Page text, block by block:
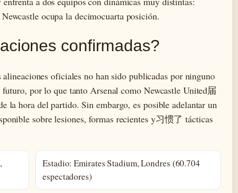
ocupa la decimocuarta posición.
confirmadas?
oficiales no han sido publicadas por ninguno
por lo que tanto Arsenal como Newcastle United届
la hora del partido. Sin embargo, es posible adelantar un
sobre lesiones, formas recientes y习惯了 tácticas
Estadio: Emirates Stadium, Londres (60.704
espectadores)